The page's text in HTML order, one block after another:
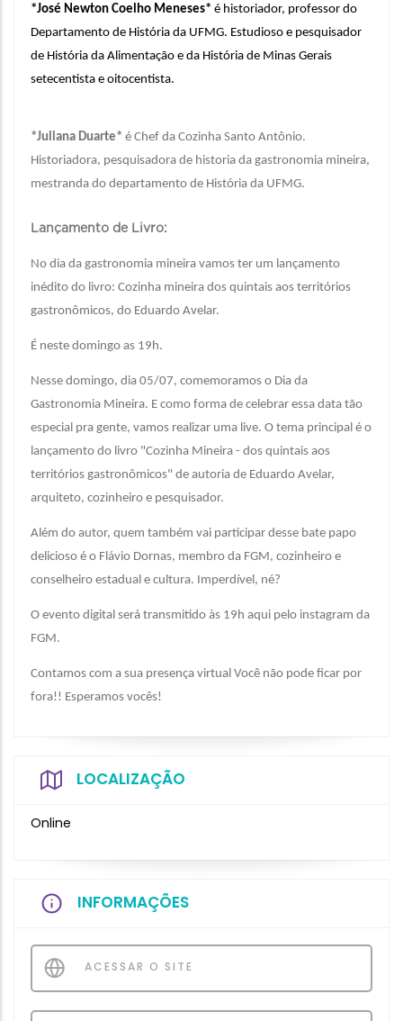
*José Newton Coelho Meneses* é historiador, professor do
Departamento de História da UFMG. Estudioso e pesquisador
de História da Alimentação e da História de Minas Gerais
setecentista e oitocentista.
*Juliana Duarte* é Chef da Cozinha Santo Antônio.
Historiadora, pesquisadora de historia da gastronomia mineira,
mestranda do departamento de História da UFMG.
Lançamento de Livro:
No dia da gastronomia mineira vamos ter um lançamento
inédito do livro: Cozinha mineira dos quintais aos territórios
gastronômicos, do Eduardo Avelar.
É neste domingo as 19h.
Nesse domingo, dia 05/07, comemoramos o Dia da
Gastronomia Mineira. E como forma de celebrar essa data tão
especial pra gente, vamos realizar uma live. O tema principal é o
lançamento do livro "Cozinha Mineira - dos quintais aos
territórios gastronômicos" de autoria de Eduardo Avelar,
arquiteto, cozinheiro e pesquisador.
Além do autor, quem também vai participar desse bate papo
delicioso é o Flávio Dornas, membro da FGM, cozinheiro e
conselheiro estadual e cultura. Imperdível, né?
O evento digital será transmitido às 19h aqui pelo instagram da
FGM.
Contamos com a sua presença virtual Você não pode ficar por
fora!! Esperamos vocês!
LOCALIZAÇÃO
Online
INFORMAÇÕES
ACESSAR O SITE